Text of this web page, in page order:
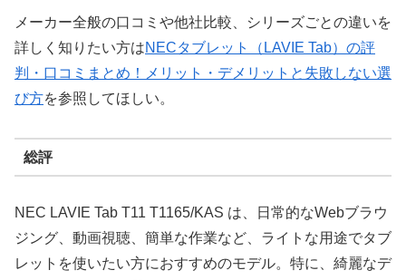
メーカー全般の口コミや他社比較、シリーズごとの違いを
詳しく知りたい方はNECタブレット（LAVIE Tab）の評
判・口コミまとめ！メリット・デメリットと失敗しない選
び方を参照してほしい。
総評
NEC LAVIE Tab T11 T1165/KAS は、日常的なWebブラウ
ジング、動画視聴、簡単な作業など、ライトな用途でタブ
レットを使いたい方におすすめのモデル。特に、綺麗なデ